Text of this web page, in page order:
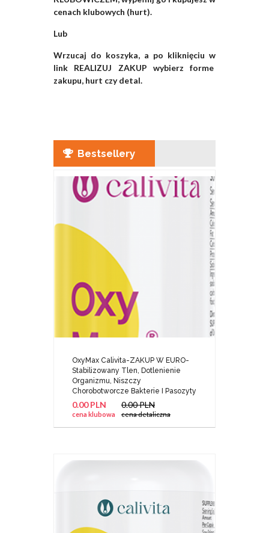
cenach klubowych (hurt).
Lub
Wrzucaj do koszyka, a po kliknięciu w
link REALIZUJ ZAKUP wybierz forme
zakupu, hurt czy detal.
Bestsellery
OxyMax Calivita-ZAKUP W EURO-
Stabilizowany Tlen, Dotlenienie
Organizmu, Niszczy
Chorobotworcze Bakterie I Pasozyty
0.00 PLN
cena klubowa
0.00 PLN
cena detaliczna